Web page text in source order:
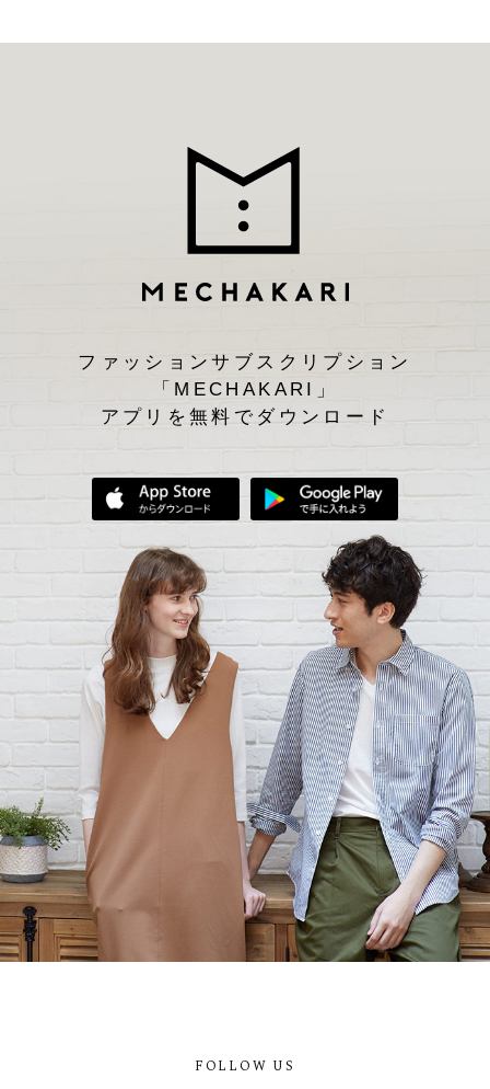
ファッションサブスクリプション
「MECHAKARI」
アプリを無料でダウンロード
App Storeからダウンロード
FOLLOW US